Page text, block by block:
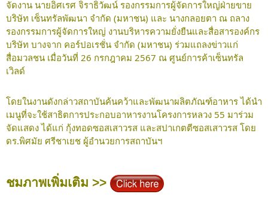
จัดงาน นายอิศเรศ จิราธิวัฒน์ รองกรรมการผู้จัดการใหญ่ฝ่ายขาย
บริษัท เซ็นทรัลพัฒนา จำกัด (มหาชน) และ นางกลอยตา ณ ถลาง
รองกรรมการผู้จัดการใหญ่ งานบริหารความยั่งยืนและสื่อสารองค์กร
บริษัท บางจาก คอร์ปอเรชั่น จำกัด (มหาชน) ร่วมแถลงข่าวแก่
สื่อมวลชน เมื่อวันที่ 26 กรกฎาคม 2567 ณ ศูนย์การค้าเซ็นทรัล
เวิลด์
โดยในงานดังกล่าวสถาบันค้นคว้าและพัฒนาผลิตภัณฑ์อาหาร ได้นำ
เมนูที่จะใช้สาธิตการประกอบอาหารงานโครงการหลวง 55 มาร่วม
จัดแสดง ได้แก่ กุ้งทอดซอสเสาวรส และสปาเกตตีซอสเสาวรส โดย
ดร.พิศมัย ศรีชาเยช ผู้อำนวยการสถาบันฯ
ชมภาพเพิ่มเติม >>